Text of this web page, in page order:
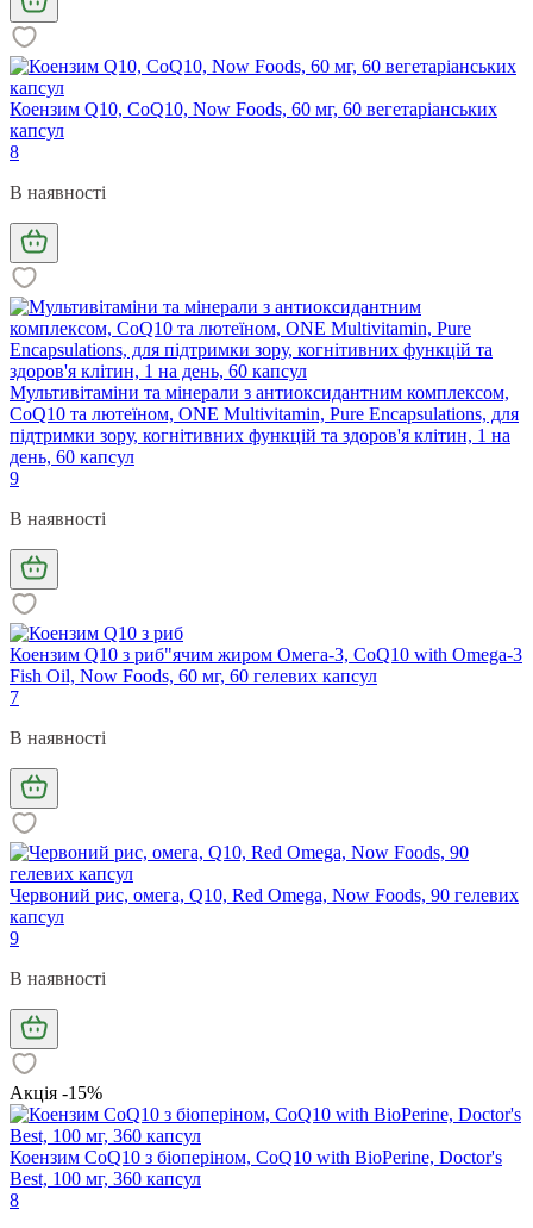
Коензим Q10, CoQ10, Now Foods, 60 мг, 60 вегетаріанських
капсул
8
В наявності
Мультивітаміни та мінерали з антиоксидантним комплексом,
CoQ10 та лютеїном, ONE Multivitamin, Pure Encapsulations, для
підтримки зору, когнітивних функцій та здоров'я клітин, 1 на
день, 60 капсул
9
В наявності
Коензим Q10 з риб"ячим жиром Омега-3, CoQ10 with Omega-3
Fish Oil, Now Foods, 60 мг, 60 гелевих капсул
7
В наявності
Червоний рис, омега, Q10, Red Omega, Now Foods, 90 гелевих
капсул
9
В наявності
Акція -15%
Коензим CoQ10 з біоперіном, CoQ10 with BioPerine, Doctor's
Best, 100 мг, 360 капсул
8